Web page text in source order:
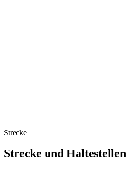
Strecke
Strecke und Haltestellen